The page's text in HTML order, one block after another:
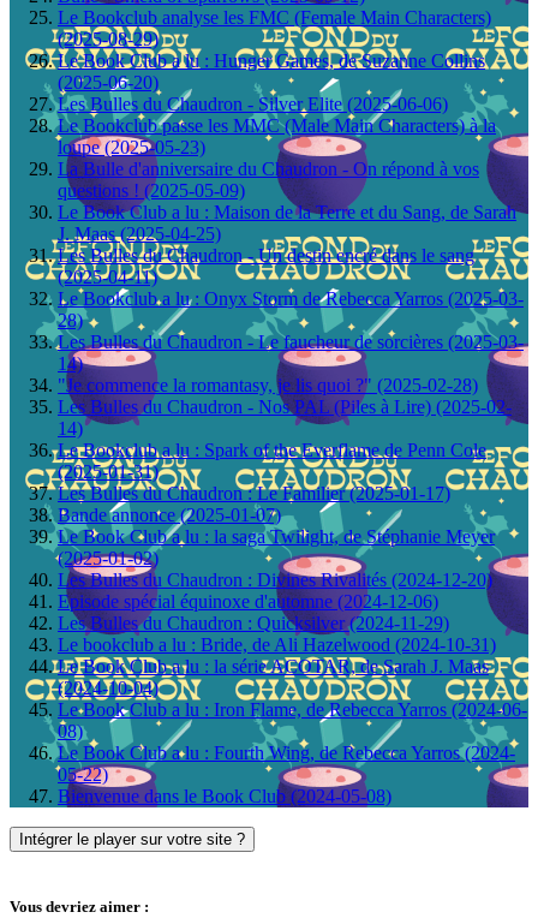
Le Bookclub analyse les FMC (Female Main Characters)
(2025-08-29)
Le Book Club a lu : Hunger Games, de Suzanne Collins
(2025-06-20)
Les Bulles du Chaudron - Silver Elite (2025-06-06)
Le Bookclub passe les MMC (Male Main Characters) à la
loupe (2025-05-23)
La Bulle d'anniversaire du Chaudron - On répond à vos
questions ! (2025-05-09)
Le Book Club a lu : Maison de la Terre et du Sang, de Sarah
J. Maas (2025-04-25)
Les Bulles du Chaudron - Un destin encré dans le sang
(2025-04-11)
Le Bookclub a lu : Onyx Storm de Rebecca Yarros (2025-03-
28)
Les Bulles du Chaudron - Le faucheur de sorcières (2025-03-
14)
"Je commence la romantasy, je lis quoi ?" (2025-02-28)
Les Bulles du Chaudron - Nos PAL (Piles à Lire) (2025-02-
14)
Le Bookclub a lu : Spark of the Everflame de Penn Cole
(2025-01-31)
Les Bulles du Chaudron : Le Familier (2025-01-17)
Bande annonce (2025-01-07)
Le Book Club a lu : la saga Twilight, de Stéphanie Meyer
(2025-01-02)
Les Bulles du Chaudron : Divines Rivalités (2024-12-20)
Episode spécial équinoxe d'automne (2024-12-06)
Les Bulles du Chaudron : Quicksilver (2024-11-29)
Le bookclub a lu : Bride, de Ali Hazelwood (2024-10-31)
Le Book Club a lu : la série ACOTAR, de Sarah J. Maas
(2024-10-04)
Le Book Club a lu : Iron Flame, de Rebecca Yarros (2024-06-
08)
Le Book Club a lu : Fourth Wing, de Rebecca Yarros (2024-
05-22)
Bienvenue dans le Book Club (2024-05-08)
Intégrer le player sur votre site ?
Vous devriez aimer :